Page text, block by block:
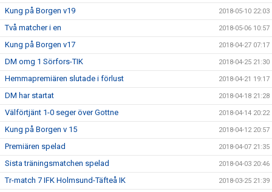
Kung på Borgen v19 2018-05-10 22:03
Två matcher i en 2018-05-06 10:57
Kung på Borgen v17 2018-04-27 07:17
DM omg 1 Sörfors-TIK 2018-04-25 21:30
Hemmapremiären slutade i förlust 2018-04-21 19:17
DM har startat 2018-04-18 21:28
Välförtjänt 1-0 seger över Gottne 2018-04-14 20:22
Kung på Borgen v 15 2018-04-12 20:57
Premiären spelad 2018-04-07 21:35
Sista träningsmatchen spelad 2018-04-03 20:46
Tr-match 7 IFK Holmsund-Täfteå IK 2018-03-25 21:39